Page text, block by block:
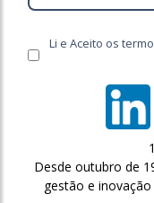
Li e Aceito os
Desde outubro de
gestão e